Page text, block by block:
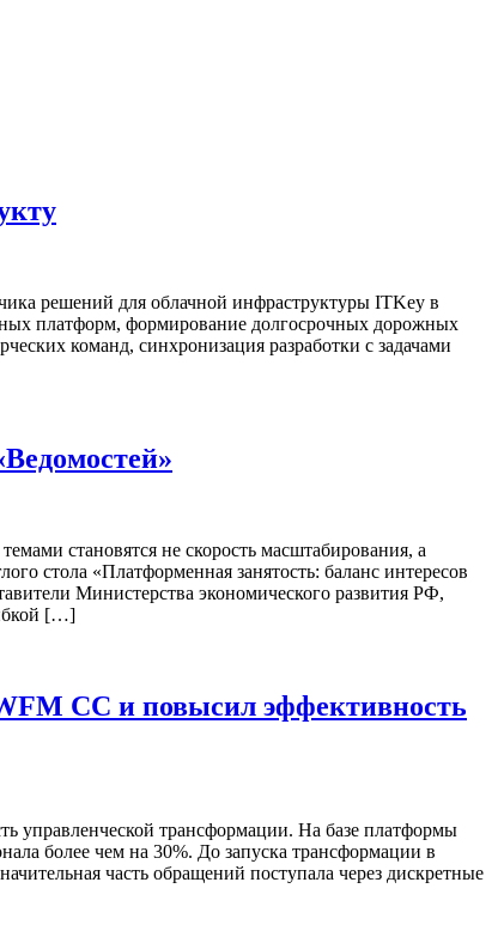
решений для облачной инфраструктуры ITKey в
платформ, формирование долгосрочных дорожных
команд, синхронизация разработки с задачами
становятся не скорость масштабирования, а
стола «Платформенная занятость: баланс интересов
Министерства экономического развития РФ,
[…]
CC и повысил эффективность
управленческой трансформации. На базе платформы
более чем на 30%. До запуска трансформации в
часть обращений поступала через дискретные